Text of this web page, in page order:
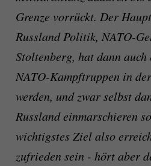
Grenze vorrückt. Der
Russland Politik, NATO-
Stoltenberg, hat dann
NATO-Kampftruppen in
werden, und zwar selbst
Russland einmarschieren
wichtigstes Ziel also
zufrieden sein - hört aber